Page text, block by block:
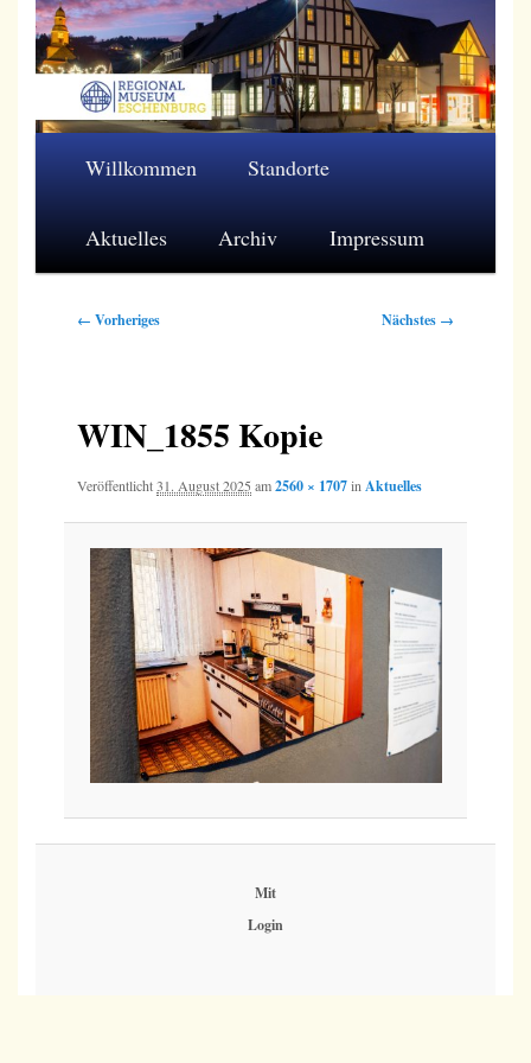
Zum
primären
Inhalt
Regionalmuseum Eschenburg e.V.
Willkommen Standorte
Aktuelles Archiv Impressum
Bilder-
← Vorheriges Nächstes →
WIN_1855 Kopie
Veröffentlicht31. August 2025 am2560 × 1707in Aktuelles
Mit
Login